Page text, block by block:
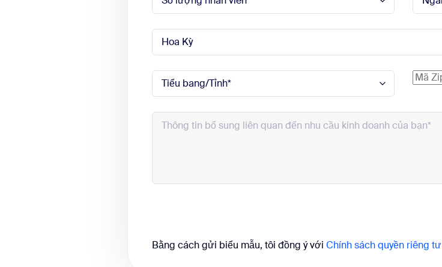
Bằng cách gửi biểu mẫu, tôi đồng ý với Chính sách quyền riêng tư